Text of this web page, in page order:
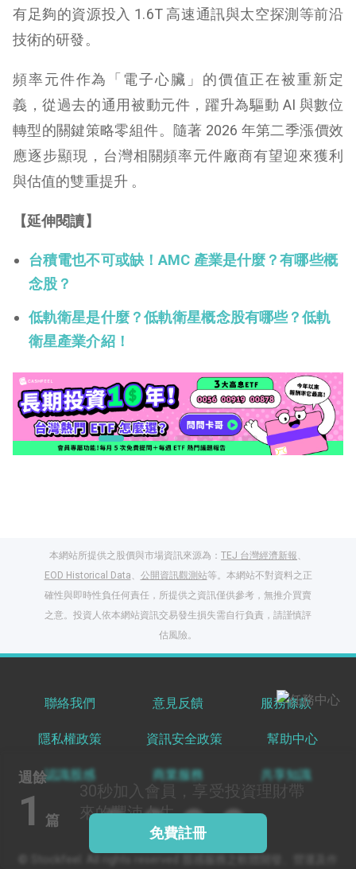
有足夠的資源投入 1.6T 高速通訊與太空探測等前沿
技術的研發。
頻率元件作為「電子心臟」的價值正在被重新定
義，從過去的通用被動元件，躍升為驅動 AI 與數位
轉型的關鍵策略零組件。隨著 2026 年第二季漲價效
應逐步顯現，台灣相關頻率元件廠商有望迎來獲利
與估值的雙重提升 。
【延伸閱讀】
台積電也不可或缺！AMC 產業是什麼？有哪些概
念股？
低軌衛星是什麼？低軌衛星概念股有哪些？低軌
衛星產業介紹！
週餘
1 篇
30秒加入會員，享受投資理財帶
來的豐沛人生
免費註冊
本網站所提供之股價與市場資訊來源為： TEJ 台灣經濟新報、
EOD Historical Data、 公開資訊觀測站等。本網站不對資料之正
確性與即時性負任何責任，所提供之資訊僅供參考，無推介買賣
之意。投資人依本網站資訊交易發生損失需自行負責，請謹慎評
估風險。
聯絡我們 意見反饋 服務條款
隱私權政策 資訊安全政策 幫助中心
認識股感 商業服務 共享知識
閱讀文章，天天賺
獎勵
登入股感會員，閱讀
出國就缺這咖？股
家！
更多任務